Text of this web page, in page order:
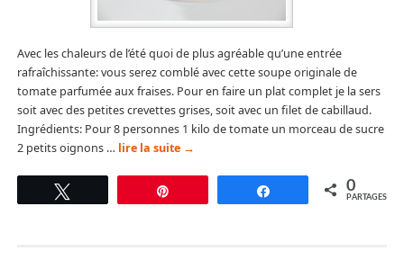
Avec les chaleurs de l’été quoi de plus agréable qu’une entrée
rafraîchissante: vous serez comblé avec cette soupe originale de
tomate parfumée aux fraises. Pour en faire un plat complet je la sers
soit avec des petites crevettes grises, soit avec un filet de cabillaud.
Ingrédients: Pour 8 personnes 1 kilo de tomate un morceau de sucre
2 petits oignons … lire la suite →
Partagez 0
PARTAGES